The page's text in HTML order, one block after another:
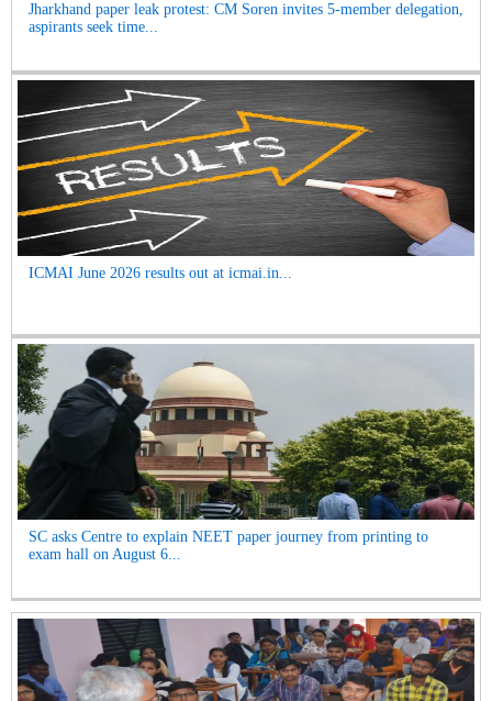
Jharkhand paper leak protest: CM Soren invites 5-member delegation,
aspirants seek time...
ICMAI June 2026 results out at icmai.in...
SC asks Centre to explain NEET paper journey from printing to
exam hall on August 6...